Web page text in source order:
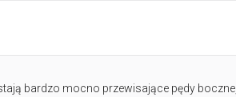
bardzo mocno przewisające pędy boczne,